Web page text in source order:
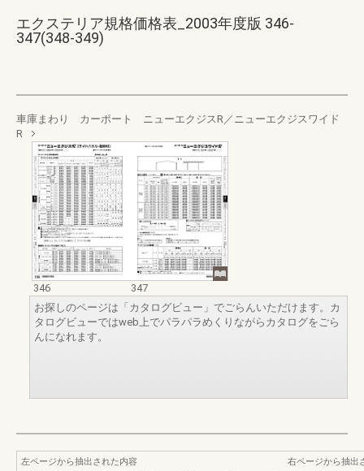
エクステリア規格価格表_2003年度版 346-
347(348-349)
車庫まわり カーポート ニューエクジスR／ニューエクジスワイド
R
346
347
お探しのページは「カタログビュー」でごらんいただけます。カ
タログビューではweb上でパラパラめくりながらカタログをごら
んになれます。
左ページから抽出された内容
右ページから抽出